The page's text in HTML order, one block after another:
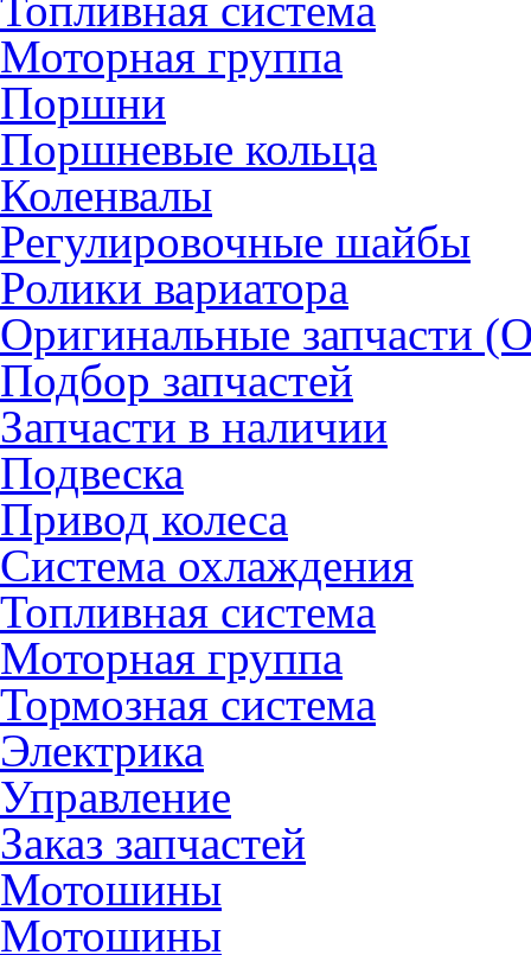
Моторная группа
Поршни
Поршневые кольца
Коленвалы
Регулировочные шайбы
Ролики вариатора
Оригинальные запчасти
Подбор запчастей
Запчасти в наличии
Подвеска
Привод колеса
Система охлаждения
Топливная система
Моторная группа
Тормозная система
Электрика
Управление
Заказ запчастей
Мотошины
Мотошины